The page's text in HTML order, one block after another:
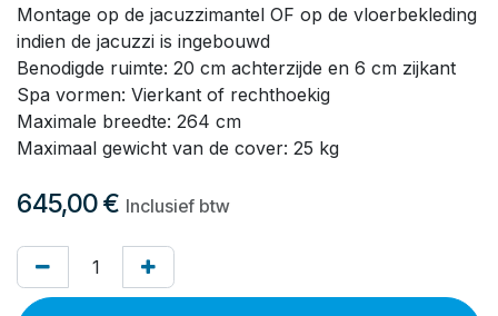
Montage op de jacuzzimantel OF op de vloerbekleding
indien de jacuzzi is ingebouwd
Benodigde ruimte: 20 cm achterzijde en 6 cm zijkant
Spa vormen: Vierkant of rechthoekig
Maximale breedte: 264 cm
Maximaal gewicht van de cover: 25 kg
645,00€ Inclusief btw